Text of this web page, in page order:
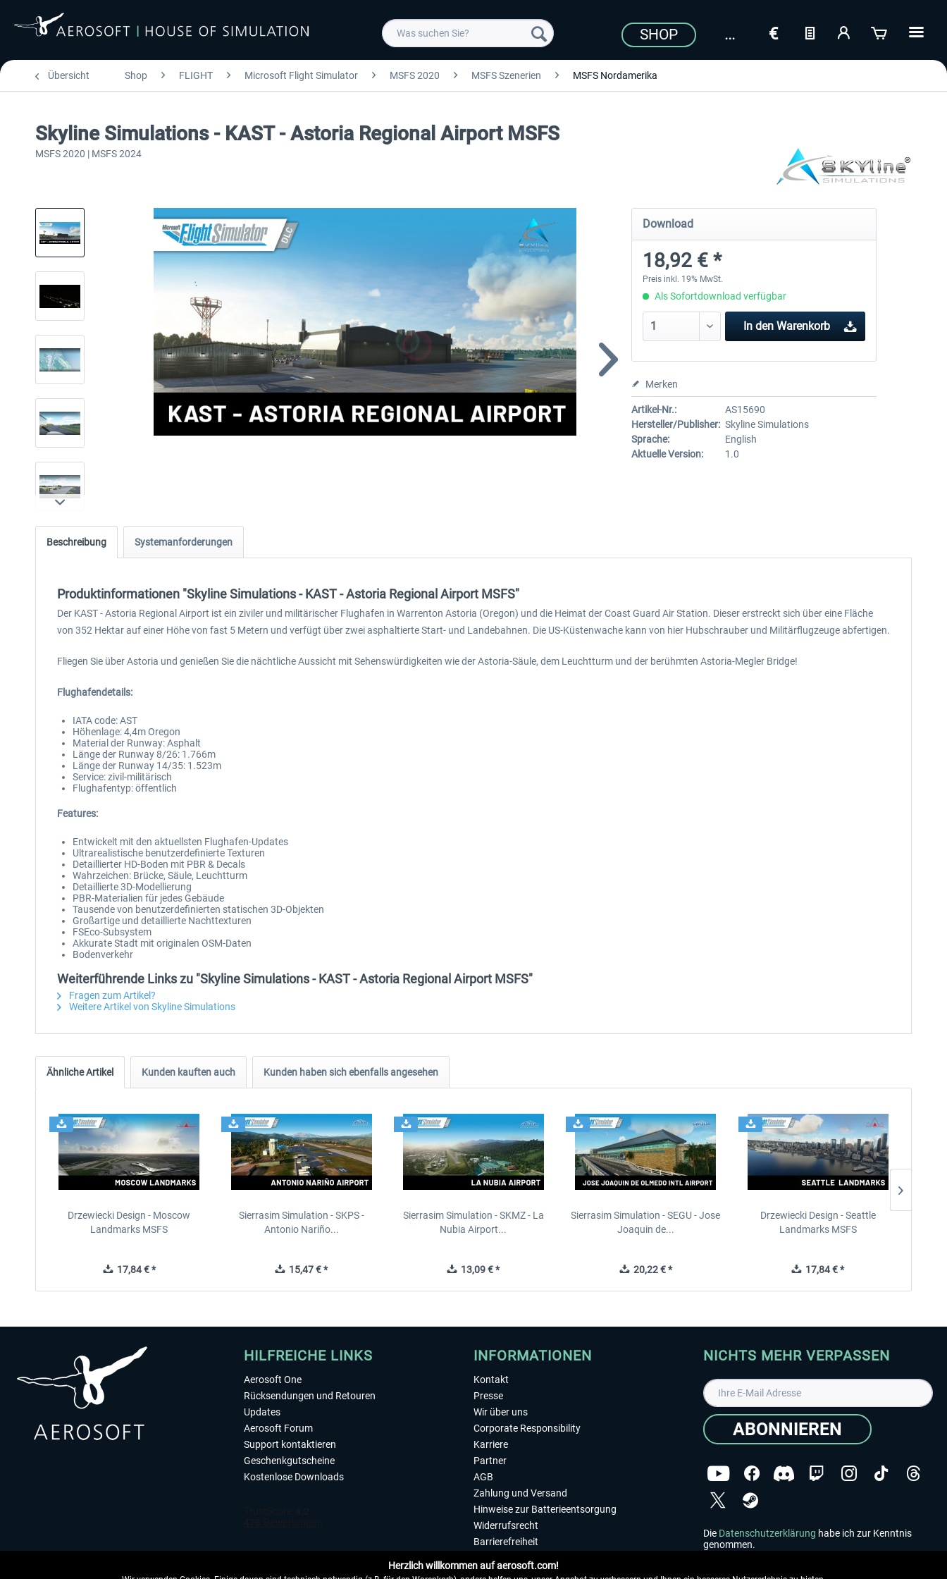
SHOP
Übersicht Shop FLIGHT Microsoft Flight Simulator MSFS 2020 MSFS Szenerien MSFS Nordamerika
Skyline Simulations - KAST - Astoria Regional Airport MSFS
MSFS 2020 | MSFS 2024
Download
18,92 € *
Preis inkl. 19% MwSt.
Als Sofortdownload verfügbar
In den Warenkorb
Merken
Artikel-Nr.:
AS15690
Hersteller/Publisher: Skyline Simulations
Sprache:
English
Aktuelle Version:
1.0
Beschreibung Systemanforderungen
Produktinformationen "Skyline Simulations - KAST - Astoria Regional Airport MSFS"
Der KAST - Astoria Regional Airport ist ein ziviler und militärischer Flughafen in Warrenton Astoria (Oregon) und die Heimat der Coast Guard Air Station. Dieser erstreckt sich über eine Fläche
von 352 Hektar auf einer Höhe von fast 5 Metern und verfügt über zwei asphaltierte Start- und Landebahnen. Die US-Küstenwache kann von hier Hubschrauber und Militärflugzeuge abfertigen.
Fliegen Sie über Astoria und genießen Sie die nächtliche Aussicht mit Sehenswürdigkeiten wie der Astoria-Säule, dem Leuchtturm und der berühmten Astoria-Megler Bridge!
Flughafendetails:
IATA code: AST
Höhenlage: 4,4m Oregon
Material der Runway: Asphalt
Länge der Runway 8/26: 1.766m
Länge der Runway 14/35: 1.523m
Service: zivil-militärisch
Flughafentyp: öffentlich
Features:
Entwickelt mit den aktuellsten Flughafen-Updates
Ultrarealistische benutzerdefinierte Texturen
Detaillierter HD-Boden mit PBR & Decals
Wahrzeichen: Brücke, Säule, Leuchtturm
Detaillierte 3D-Modellierung
PBR-Materialien für jedes Gebäude
Tausende von benutzerdefinierten statischen 3D-Objekten
Großartige und detaillierte Nachttexturen
FSEco-Subsystem
Akkurate Stadt mit originalen OSM-Daten
Bodenverkehr
Weiterführende Links zu "Skyline Simulations - KAST - Astoria Regional Airport MSFS"
Fragen zum Artikel?
Weitere Artikel von Skyline Simulations
Ähnliche Artikel Kunden kauften auch Kunden haben sich ebenfalls angesehen
Drzewiecki Design - Moscow
Landmarks MSFS
17,84 € *
Sierrasim Simulation - SKPS -
Antonio Nariño...
15,47 € *
Sierrasim Simulation - SKMZ - La
Nubia Airport...
13,09 € *
Sierrasim Simulation - SEGU - Jose
Joaquin de...
20,22 € *
Drzewiecki Design - Seattle
Landmarks MSFS
17,84 € *
HILFREICHE LINKS
Aerosoft One
Rücksendungen und Retouren
Updates
Aerosoft Forum
Support kontaktieren
Geschenkgutscheine
Kostenlose Downloads
INFORMATIONEN
Kontakt
Presse
Wir über uns
Corporate Responsibility
Karriere
Partner
AGB
Zahlung und Versand
Hinweise zur Batterieentsorgung
Widerrufsrecht
Barrierefreiheit
Impressum
NICHTS MEHR VERPASSEN
ABONNIEREN
Die Datenschutzerklärung habe ich zur Kenntnis
genommen.
Herzlich willkommen auf aerosoft.com!